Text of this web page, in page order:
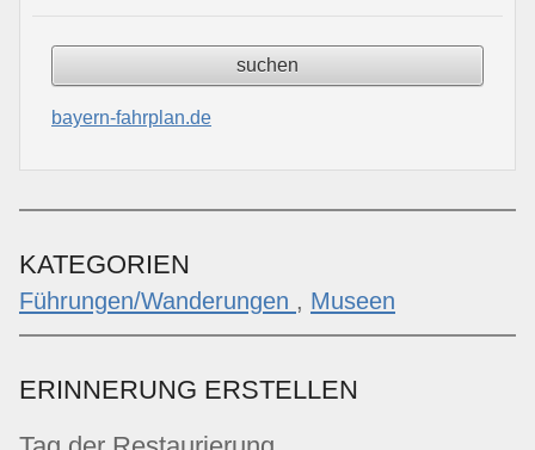
bayern-fahrplan.de
KATEGORIEN
Führungen/Wanderungen , Museen
ERINNERUNG ERSTELLEN